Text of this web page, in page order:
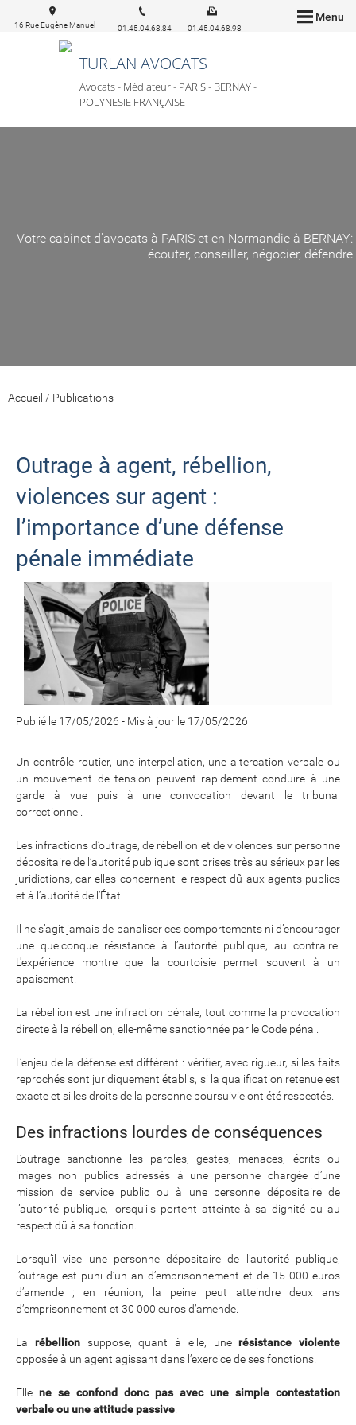
Menu
TURLAN AVOCATS
Avocats - Médiateur - PARIS - BERNAY -
POLYNESIE FRANÇAISE
16 Rue Eugène Manuel
01.45.04.68.84 01.45.04.68.98
Votre cabinet d'avocats à PARIS et en Normandie à BERNAY:
écouter, conseiller, négocier, défendre
Accueil / Publications
Outrage à agent, rébellion,
violences sur agent :
l’importance d’une défense
pénale immédiate
Publié le 17/05/2026 - Mis à jour le 17/05/2026
Un contrôle routier, une interpellation, une altercation verbale ou
un mouvement de tension peuvent rapidement conduire à une
garde à vue puis à une convocation devant le tribunal
correctionnel.
Les infractions d’outrage, de rébellion et de violences sur personne
dépositaire de l’autorité publique sont prises très au sérieux par les
juridictions, car elles concernent le respect dû aux agents publics
et à l’autorité de l’État.
Il ne s’agit jamais de banaliser ces comportements ni d’encourager
une quelconque résistance à l’autorité publique, au contraire.
L'expérience montre que la courtoisie permet souvent à un
apaisement.
La rébellion est une infraction pénale, tout comme la provocation
directe à la rébellion, elle-même sanctionnée par le Code pénal.
L’enjeu de la défense est différent : vérifier, avec rigueur, si les faits
reprochés sont juridiquement établis, si la qualification retenue est
exacte et si les droits de la personne poursuivie ont été respectés.
Des infractions lourdes de conséquences
L’outrage sanctionne les paroles, gestes, menaces, écrits ou
images non publics adressés à une personne chargée d’une
mission de service public ou à une personne dépositaire de
l’autorité publique, lorsqu’ils portent atteinte à sa dignité ou au
respect dû à sa fonction.
Lorsqu’il vise une personne dépositaire de l’autorité publique,
l’outrage est puni d’un an d’emprisonnement et de 15 000 euros
d’amende ; en réunion, la peine peut atteindre deux ans
d’emprisonnement et 30 000 euros d’amende.
La rébellionsuppose, quant à elle, unerésistance violente
opposée à un agent agissant dans l’exercice de ses fonctions.
Elle ne se confond donc pas avec une simple contestation
verbale ou une attitude passive